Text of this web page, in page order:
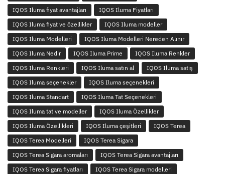
IQOS Iluma fiyat avantajları
IQOS Iluma Fiyatları
IQOS Iluma fiyat ve özellikler
IQOS Iluma modeller
IQOS Iluma Modelleri
IQOS Iluma Modelleri Nereden Alınır
IQOS Iluma Nedir
IQOS Iluma Prime
IQOS Iluma Renkler
IQOS Iluma Renkleri
IQOS Iluma satın al
IQOS Iluma satış
IQOS Iluma seçenekler
IQOS Iluma seçenekleri
IQOS Iluma Standart
IQOS Iluma Tat Seçenekleri
IQOS Iluma tat ve modeller
IQOS Iluma Özellikler
IQOS Iluma Özellikleri
IQOS Iluma çeşitleri
IQOS Terea
IQOS Terea Modelleri
IQOS Terea Sigara
IQOS Terea Sigara aromaları
IQOS Terea Sigara avantajları
IQOS Terea Sigara fiyatları
IQOS Terea Sigara modelleri